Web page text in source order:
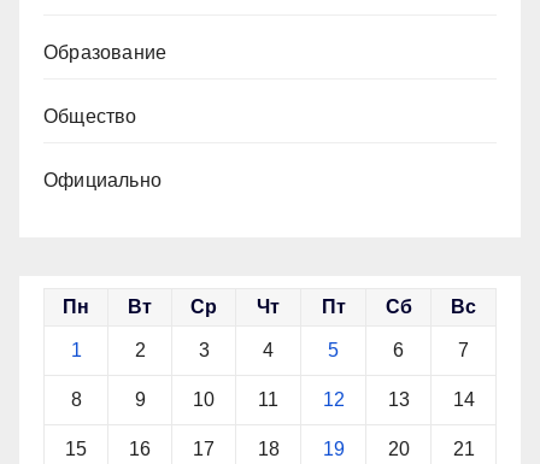
Образование
Общество
Официально
Пн Вт Ср Чт Пт Сб Вс
1 2 3 4 5 6 7
8 9 10 11 12 13 14
15 16 17 18 19 20 21